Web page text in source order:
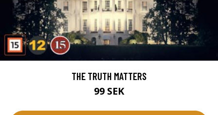
THE TRUTH MATTERS
99 SEK